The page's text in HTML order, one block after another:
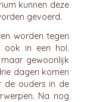
kunnen deze
gevoerd.
worden tegen
ook in een hol.
gewoonlijk
dagen komen
de ouders in de
Na nog